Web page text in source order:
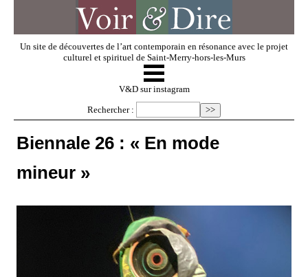
Un site de découvertes de l’art contemporain en résonance avec le projet
culturel et spirituel de Saint-Merry-hors-les-Murs
V & D
Regarder
Dossiers
☰
V&D sur instagram
Rechercher :
Biennale 26 : « En mode
mineur »